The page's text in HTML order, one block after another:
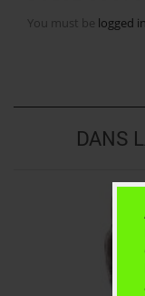
You must be logged in
DANS